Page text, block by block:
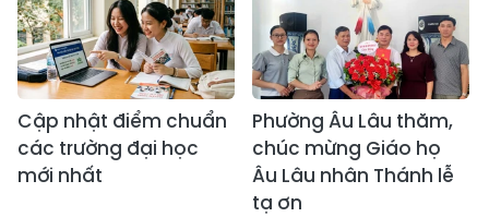
Cập nhật điểm chuẩn
các trường đại học
mới nhất
Phường Âu Lâu thăm,
chúc mừng Giáo họ
Âu Lâu nhân Thánh lễ
tạ ơn